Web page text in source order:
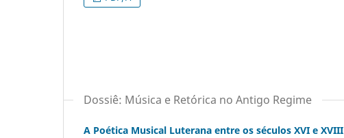
Dossiê: Música e Retórica no Antigo Regime
A Poética Musical Luterana entre os séculos XVI e XVIII